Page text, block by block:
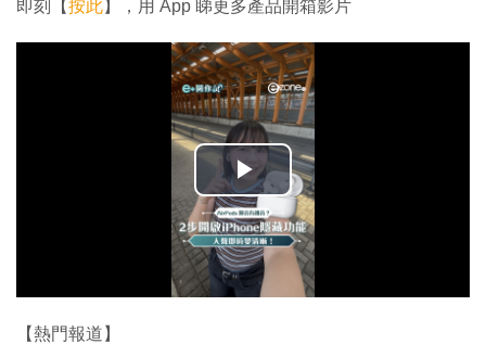
即刻【按此】，用 App 睇更多產品開箱影片
播
放
影
【熱門報道】